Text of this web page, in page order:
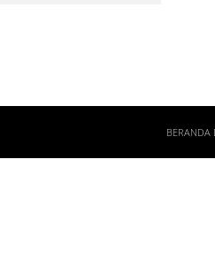
BERANDA